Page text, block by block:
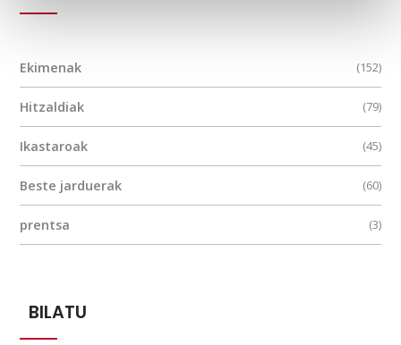
Ekimenak (152)
Hitzaldiak (79)
Ikastaroak (45)
Beste jarduerak (60)
prentsa (3)
BILATU